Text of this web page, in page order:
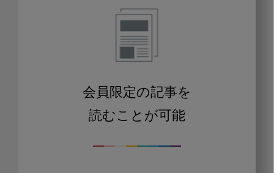
会員限定の記事を
読むことが可能